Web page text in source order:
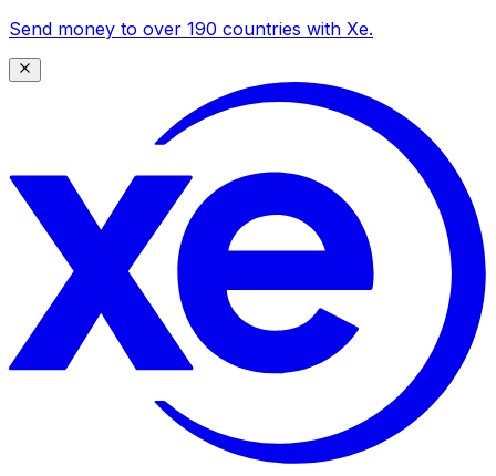
Send money to over 190 countries with Xe.